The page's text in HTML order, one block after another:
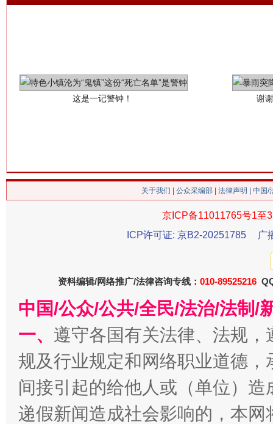
在谋一域中谋全局
今
习近平的博鳌关键词
关于我们 公众采编部 法律声明 | 中国
京ICP备11011765号1至
ICP许可证: 京B2-20251785
广
资料编辑/网络推广/法律咨询专线： 010-89525216
中国/公众/公共/全民/法治/法制/
一、 遵守各国有关法律、法规
规及行业规定和网络职业道德
间接引起的给他人或（单位）
递假新闻造成社会影响的，本